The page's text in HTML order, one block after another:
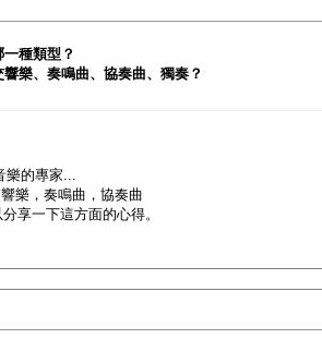
種類型？
樂、奏鳴曲、協奏曲、獨奏？
樂的專家...
樂，奏鳴曲，協奏曲
享一下這方面的心得。